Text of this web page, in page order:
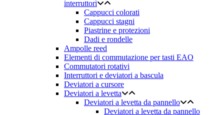
interruttori
Cappucci colorati
Cappucci stagni
Piastrine e protezioni
Dadi e rondelle
Ampolle reed
Elementi di commutazione per tasti EAO
Commutatori rotativi
Interruttori e deviatori a bascula
Deviatori a cursore
Deviatori a levetta
Deviatori a levetta da pannello
Deviatori a levetta da pannello